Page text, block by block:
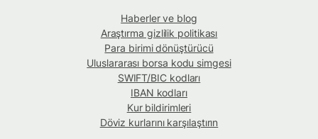
Haberler ve blog
Araştırma gizlilik politikası
Para birimi dönüştürücü
Uluslararası borsa kodu simgesi
SWIFT/BIC kodları
IBAN kodları
Kur bildirimleri
Döviz kurlarını karşılaştırın